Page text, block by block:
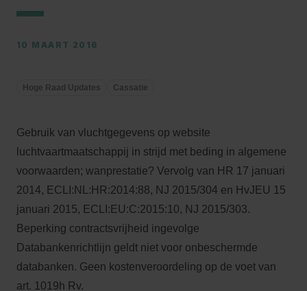
10 MAART 2016
Hoge Raad Updates Cassatie
Gebruik van vluchtgegevens op website
luchtvaartmaatschappij in strijd met beding in algemene
voorwaarden; wanprestatie? Vervolg van HR 17 januari
2014, ECLI:NL:HR:2014:88, NJ 2015/304 en HvJEU 15
januari 2015, ECLI:EU:C:2015:10, NJ 2015/303.
Beperking contractsvrijheid ingevolge
Databankenrichtlijn geldt niet voor onbeschermde
databanken. Geen kostenveroordeling op de voet van
art. 1019h Rv.